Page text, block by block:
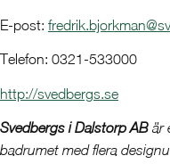
E-post:
Telefon: 0321-533000
http://svedbergs.se
Svedbergs i Dalstorp AB är
badrumet med flera